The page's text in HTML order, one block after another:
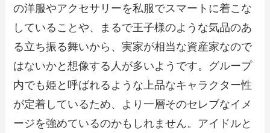
の洋服やアクセサリーを私服でスマートに着こな
していることや、まるで王子様のような気品のあ
る立ち振る舞いから、実家が相当な資産家なので
はないかと想像する人が多いようです。グループ
内でも姫と呼ばれるような上品なキャラクター性
が定着しているため、より一層そのセレブなイメ
ージを強めているのかもしれません。アイドルと